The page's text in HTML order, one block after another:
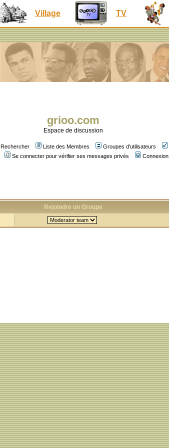
Village TV
grioo.com
Espace de discussion
Rechercher Liste des Membres Groupes d'utilisateurs
Se connecter pour vérifier ses messages privés Connexion
Rejoindre un Groupe